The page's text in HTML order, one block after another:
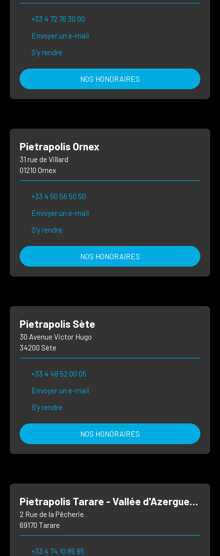
+33 4 72 76 30 00
Envoyer un e-mail
S'y rendre
NOS HONORAIRES
Pietrapolis Ornex
31 rue de Villard
01210 Ornex
+33 4 50 56 50 50
Envoyer un e-mail
S'y rendre
NOS HONORAIRES
Pietrapolis Sète
30 Avenue Victor Hugo
34200 Sète
+33 4 48 52 00 05
Envoyer un e-mail
S'y rendre
NOS HONORAIRES
Pietrapolis Tarare - Vallée d'Azergues - St Symphorien de Lay
2 Rue de la Pêcherie
69170 Tarare
+33 4 74 10 85 85